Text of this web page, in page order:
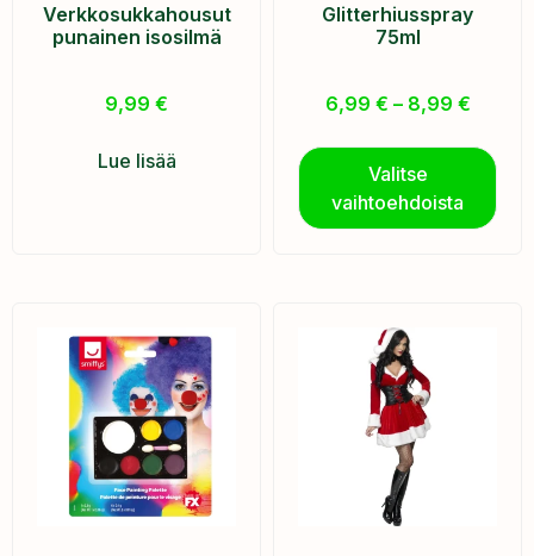
Verkkosukkahousut
punainen isosilmä
9,99 €
Lue lisää
Glitterhiusspray
75ml
6,99 € – 8,99 €
Valitse
vaihtoehdoista